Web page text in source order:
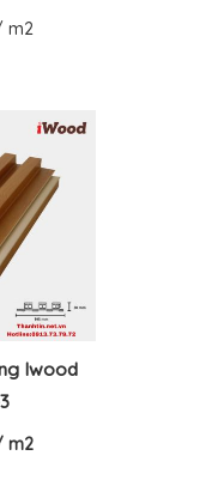
m2
Iwood
m2